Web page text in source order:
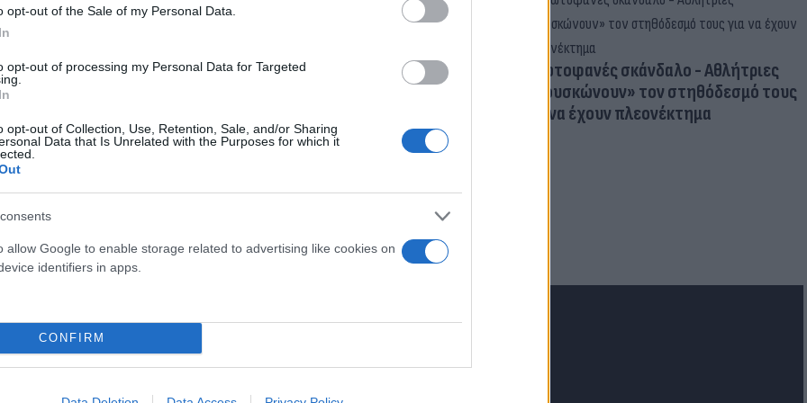
opt-out of the Sale of my Personal Data.
opt-out of processing my Personal Data for Targeted
opt-out of Collection, Use, Retention, Sale, and/or Sharing
Data that Is Unrelated with the Purposes for which it
allow Google to enable storage related to advertising like cookies on
identifiers in apps.
CONFIRM
το χαμένο βάρος;
μας
Τουρκία: Μετά το... φρένο για τα F-35
Πρωτοφανές σκάνδαλο - Aθλήτριες
«φουσκώνουν» τον στηθόδεσμό τους
για να έχουν πλεονέκτημα
μένεις στο σκοτάδι... ακολούθησε το Flash.gr